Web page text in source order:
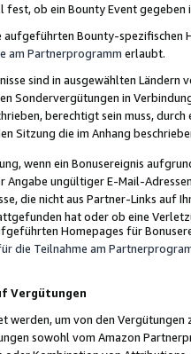
fest, ob ein Bounty Event
Bounty-spezifischen
am Partnerprogramm erlaubt.
sind in ausgewählten Ländern
Sondervergütungen in
berechtigt sein muss,
Sitzung die im Anhang
wenn ein Bonusereignis
Angabe ungültiger E-Mail-
die nicht aus Partner-Links auf
hat oder ob eine
Homepages für
die Teilnahme am
Vergütungen
werden, um von den
sowohl vom Amazon